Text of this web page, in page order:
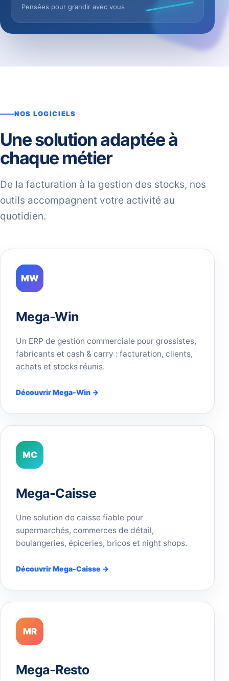
Pensées pour grandir avec vous
NOS LOGICIELS
Une solution adaptée à
chaque métier
De la facturation à la gestion des stocks, nos
outils accompagnent votre activité au
quotidien.
MW
Mega-Win
Un ERP de gestion commerciale pour grossistes,
fabricants et cash & carry : facturation, clients,
achats et stocks réunis.
Découvrir Mega-Win →
MC
Mega-Caisse
Une solution de caisse fiable pour
supermarchés, commerces de détail,
boulangeries, épiceries, bricos et night shops.
Découvrir Mega-Caisse →
MR
Mega-Resto